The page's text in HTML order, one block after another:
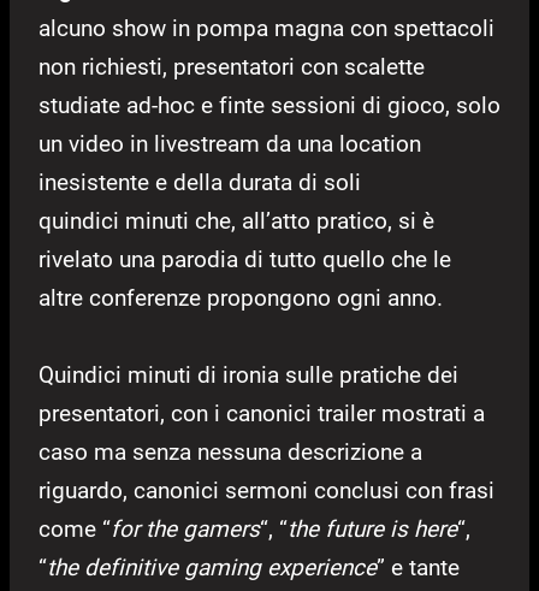
alcuno show in pompa magna con spettacoli
non richiesti, presentatori con scalette
studiate ad-hoc e finte sessioni di gioco, solo
un video in livestream da una location
inesistente e della durata di soli
quindici minuti che, all’atto pratico, si è
rivelato una parodia di tutto quello che le
altre conferenze propongono ogni anno.
Quindici minuti di ironia sulle pratiche dei
presentatori, con i canonici trailer mostrati a
caso ma senza nessuna descrizione a
riguardo, canonici sermoni conclusi con frasi
come “for the gamers“, “the future is here“,
“the definitive gaming experience” e tante